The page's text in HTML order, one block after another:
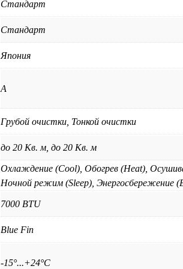
Стандарт
Стандарт
Япония
A
Грубой очистки, Тонкой очистки
до 20 Кв. м, до 20 Кв. м
Охлаждение (Cool), Обогрев (Heat),
Ночной режим (Sleep), Энергосбережение
7000 BTU
Blue Fin
-15°...+24°C